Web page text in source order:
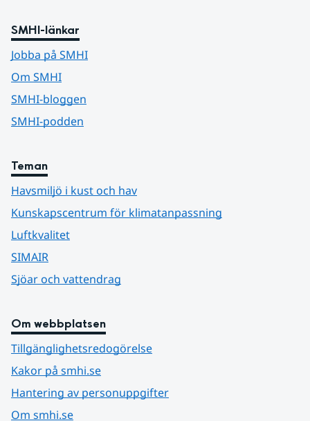
SMHI-länkar
Jobba på SMHI
Om SMHI
SMHI-bloggen
SMHI-podden
Teman
Havsmiljö i kust och hav
Kunskapscentrum för klimatanpassning
Luftkvalitet
SIMAIR
Sjöar och vattendrag
Om webbplatsen
Tillgänglighetsredogörelse
Kakor på smhi.se
Hantering av personuppgifter
Om smhi.se